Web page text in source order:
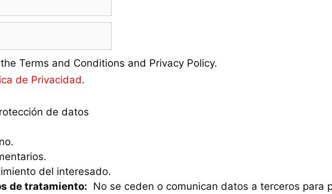
Terms and Conditions and Privacy Policy.
de Privacidad.
de datos
del interesado.
de tratamiento: No se ceden o comunican datos a terceros para